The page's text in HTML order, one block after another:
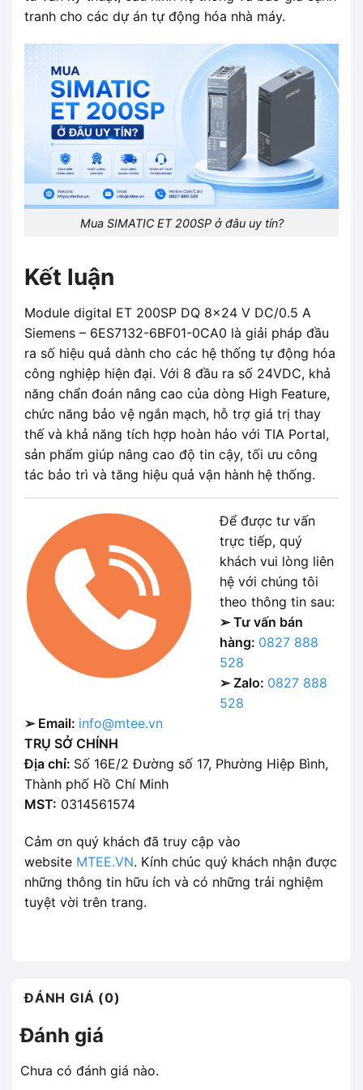
tranh cho các dự án tự động hóa nhà máy.
Mua SIMATIC ET 200SP ở đâu uy tín?
Kết luận
Module digital ET 200SP DQ 8x24 V DC/0.5 A
Siemens – 6ES7132-6BF01-0CA0 là giải pháp đầu
ra số hiệu quả dành cho các hệ thống tự động hóa
công nghiệp hiện đại. Với 8 đầu ra số 24VDC, khả
năng chẩn đoán nâng cao của dòng High Feature,
chức năng bảo vệ ngắn mạch, hỗ trợ giá trị thay
thế và khả năng tích hợp hoàn hảo với TIA Portal,
sản phẩm giúp nâng cao độ tin cậy, tối ưu công
tác bảo trì và tăng hiệu quả vận hành hệ thống.
Để được tư vấn
trực tiếp, quý
khách vui lòng liên
hệ với chúng tôi
theo thông tin sau:
➢ Tư vấn bán
hàng: 0827 888
528
➢ Zalo: 0827 888
528
➢ Email: info@mtee.vn
TRỤ SỞ CHÍNH
Địa chỉ: Số 16E/2 Đường số 17, Phường Hiệp Bình,
Thành phố Hồ Chí Minh
MST: 0314561574
Cảm ơn quý khách đã truy cập vào
website MTEE.VN. Kính chúc quý khách nhận được
những thông tin hữu ích và có những trải nghiệm
tuyệt vời trên trang.
ĐÁNH GIÁ (0)
Đánh giá
Chưa có đánh giá nào.